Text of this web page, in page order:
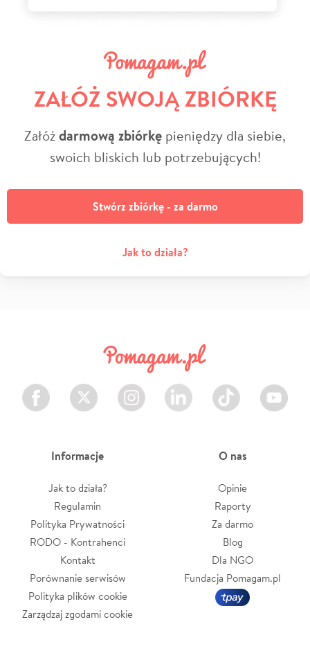
ZAŁÓŻ SWOJĄ ZBIÓRKĘ
Załóżdarmową zbiórkę pieniędzy dla siebie,
swoich bliskich lub potrzebujących!
Stwórz zbiórkę - za darmo
Jak to działa?
Facebook Twitter Instagram LinkedIn TikTok Youtube
Informacje
Jak to działa?
Regulamin
Polityka Prywatności
RODO - Kontrahenci
Kontakt
Porównanie serwisów
Polityka plików cookie
Zarządzaj zgodami cookie
O nas
Opinie
Raporty
Za darmo
Blog
Dla NGO
Fundacja Pomagam.pl